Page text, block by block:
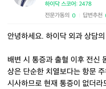
하이닥 스코어: 2478
전문가동의 0 답변추천
안녕하세요. 하이닥 외과 상담
배변 시 통증과 출혈 이후 전신
상은 단순한 치열보다는 항문
시사하므로 현재 통증이 없더